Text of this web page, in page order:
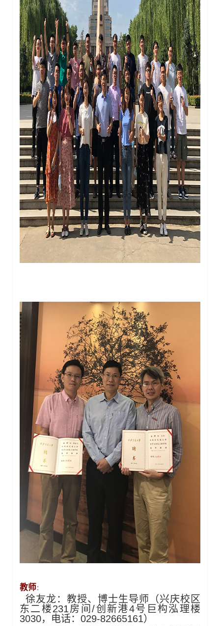
教师 ：
徐友龙：教授、博士生导师（兴庆校区
东二楼231房间/创新港4号巨构泓理楼
3030，电话： 029-82665161）